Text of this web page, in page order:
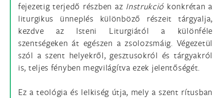
fejezetig terjedő részben az Instrukció konkrétan a
liturgikus ünneplés különböző részeit tárgyalja,
kezdve az Isteni Liturgiától a különféle
szentségeken át egészen a zsolozsmáig. Végezetül
szól a szent helyekről, gesztusokról és tárgyakról
is, teljes fényben megvilágítva ezek jelentőségét.
Ez a teológia és lelkiség útja, mely a szent rítusban